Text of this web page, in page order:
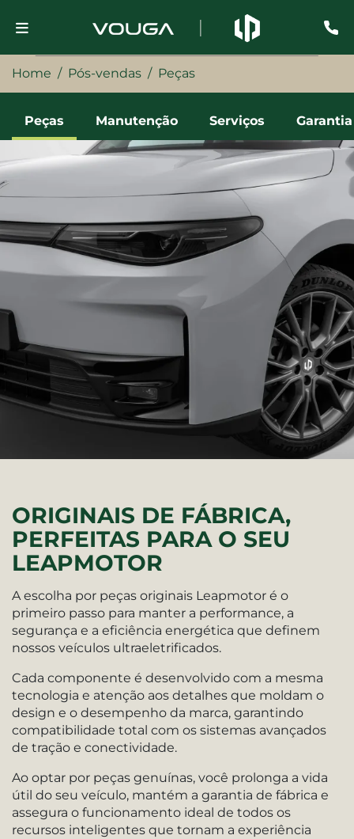
Home Pós-vendas Peças
Manutenção
Peças Serviços Garantia
ORIGINAIS DE FÁBRICA,
PERFEITAS PARA O SEU
LEAPMOTOR
A escolha por peças originais Leapmotor é o
primeiro passo para manter a performance, a
segurança e a eficiência energética que definem
nossos veículos ultraeletrificados.
Cada componente é desenvolvido com a mesma
tecnologia e atenção aos detalhes que moldam o
design e o desempenho da marca, garantindo
compatibilidade total com os sistemas avançados
de tração e conectividade.
Ao optar por peças genuínas, você prolonga a vida
útil do seu veículo, mantém a garantia de fábrica e
assegura o funcionamento ideal de todos os
recursos inteligentes que tornam a experiência